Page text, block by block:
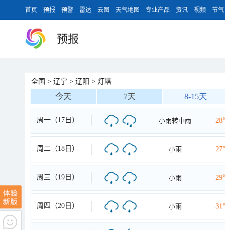
首页 预报 预警 雷达 云图 天气地图 专业产品 资讯 视频 节气
预报
全国 > 辽宁 > 辽阳 > 灯塔
今天 7天 8-15天
周一（17日） 小雨转中雨
周二（18日） 小雨
周三（19日） 小雨
周四（20日） 小雨